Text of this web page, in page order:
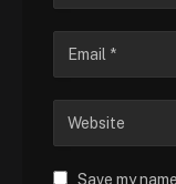
Save my